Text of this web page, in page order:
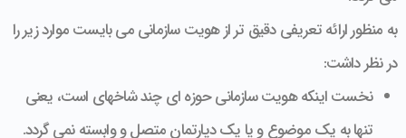
به منظور ارائه تعریفی دقیق تر از هویت سازمانی می بایست موارد زیر را
در نظر داشت:
نخست اینکه هویت سازمانی حوزه ای چند شاخه­ای است، یعنی
تنها به یک موضوع و یا یک دپارتمان متصل و وابسته نمی گردد.